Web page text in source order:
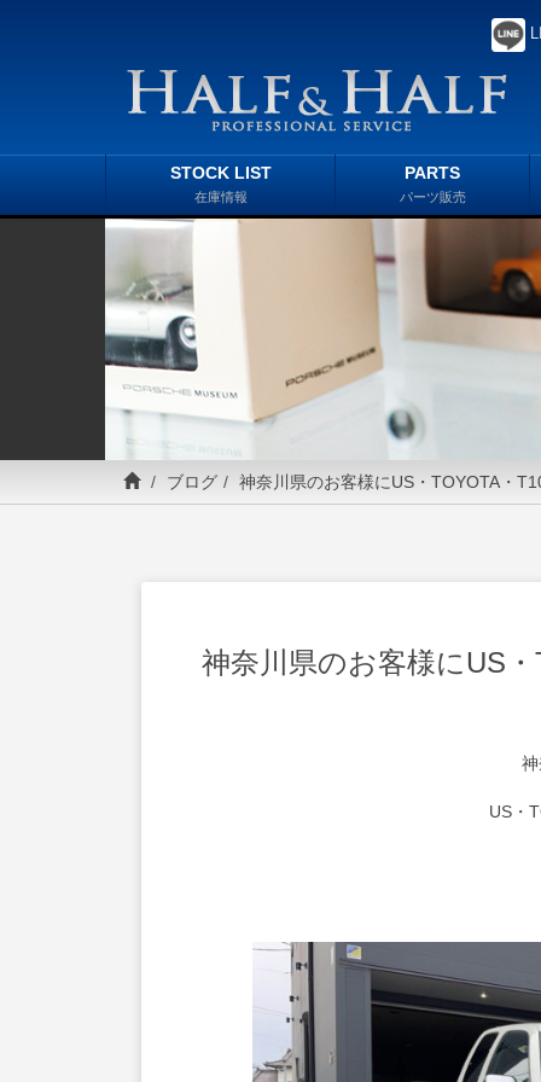
STOCK LIST
在庫情報
PARTS
パーツ販売
ブログ 神奈川県のお客様にUS・TOYOTA・
神奈川県のお客様にUS
US・